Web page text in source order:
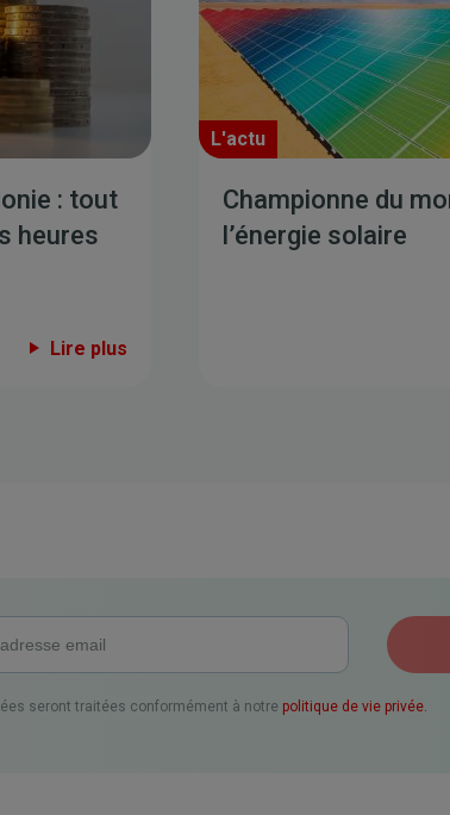
: tout
heures
Lire plus
L'actu
Championne du
l’énergie solaire
seront traitées conformément à notre politique de vie privée.